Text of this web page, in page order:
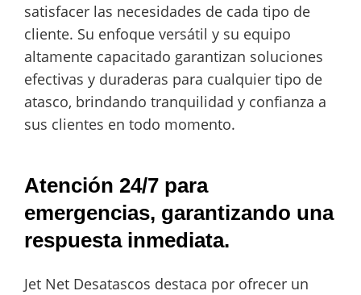
satisfacer las necesidades de cada tipo de
cliente. Su enfoque versátil y su equipo
altamente capacitado garantizan soluciones
efectivas y duraderas para cualquier tipo de
atasco, brindando tranquilidad y confianza a
sus clientes en todo momento.
Atención 24/7 para
emergencias, garantizando una
respuesta inmediata.
Jet Net Desatascos destaca por ofrecer un